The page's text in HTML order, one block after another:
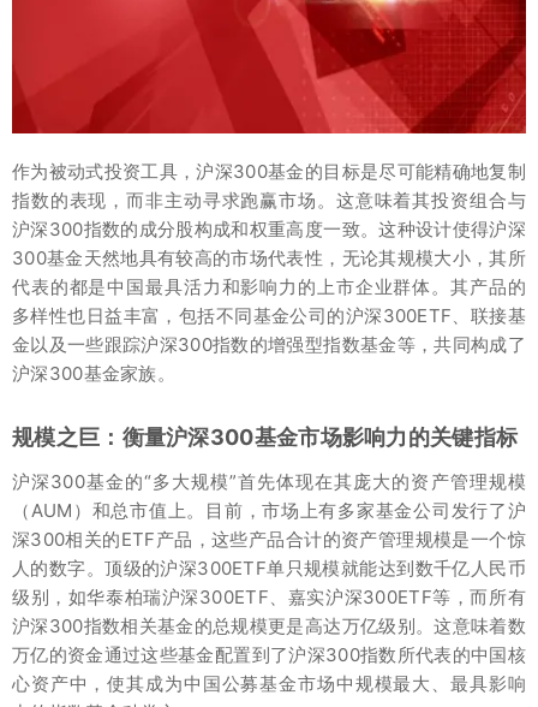
作为被动式投资工具，沪深300基金的目标是尽可能精确地复制
指数的表现，而非主动寻求跑赢市场。这意味着其投资组合与
沪深300指数的成分股构成和权重高度一致。这种设计使得沪深
300基金天然地具有较高的市场代表性，无论其规模大小，其所
代表的都是中国最具活力和影响力的上市企业群体。其产品的
多样性也日益丰富，包括不同基金公司的沪深300ETF、联接基
金以及一些跟踪沪深300指数的增强型指数基金等，共同构成了
沪深300基金家族。
规模之巨：衡量沪深300基金市场影响力的关键指标
沪深300基金的“多大规模”首先体现在其庞大的资产管理规模
（AUM）和总市值上。目前，市场上有多家基金公司发行了沪
深300相关的ETF产品，这些产品合计的资产管理规模是一个惊
人的数字。顶级的沪深300ETF单只规模就能达到数千亿人民币
级别，如华泰柏瑞沪深300ETF、嘉实沪深300ETF等，而所有
沪深300指数相关基金的总规模更是高达万亿级别。这意味着数
万亿的资金通过这些基金配置到了沪深300指数所代表的中国核
心资产中，使其成为中国公募基金市场中规模最大、最具影响